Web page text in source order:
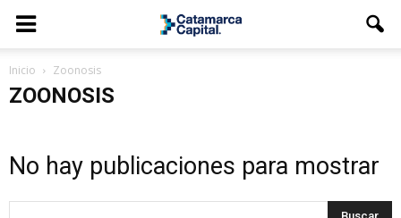
Inicio Zoonosis
ZOONOSIS
No hay publicaciones para mostrar